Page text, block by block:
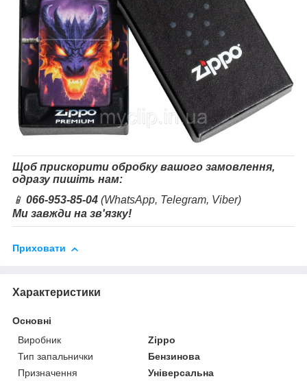
Щоб прискорити обробку вашого замовлення,
одразу пишіть нам:
📱 066-953-85-04 (WhatsApp, Telegram, Viber)
Ми завжди на зв'язку!
Приховати
Характеристики
Основні
Виробник
Zippo
Тип запальнички
Бензинова
Призначення
Універсальна